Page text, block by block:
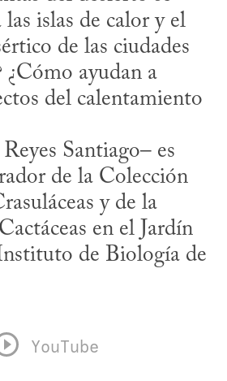
islas de calor y el
de las ciudades
ayudan a
del calentamiento
de la Colección
y de la
en el Jardín
de Biología de
YouTube